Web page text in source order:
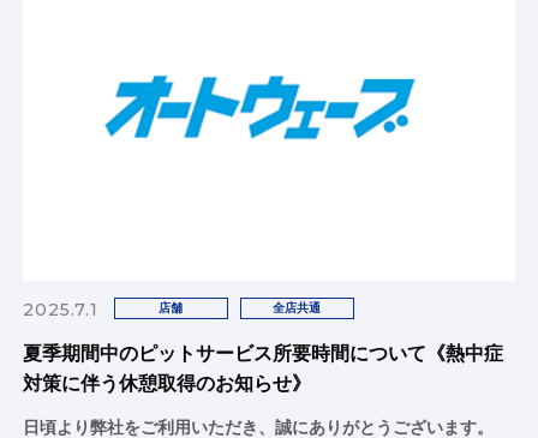
2025.7.1 店舗 全店共通
夏季期間中のピットサービス所要時間について《熱中症
対策に伴う休憩取得のお知らせ》
日頃より弊社をご利用いただき、誠にありがとうございます。